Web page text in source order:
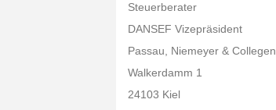
Steuerberater
DANSEF Vizepräsident
Passau, Niemeyer & Collegen
Walkerdamm 1
24103 Kiel